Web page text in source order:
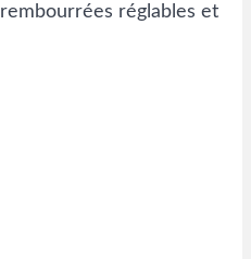
réglables et